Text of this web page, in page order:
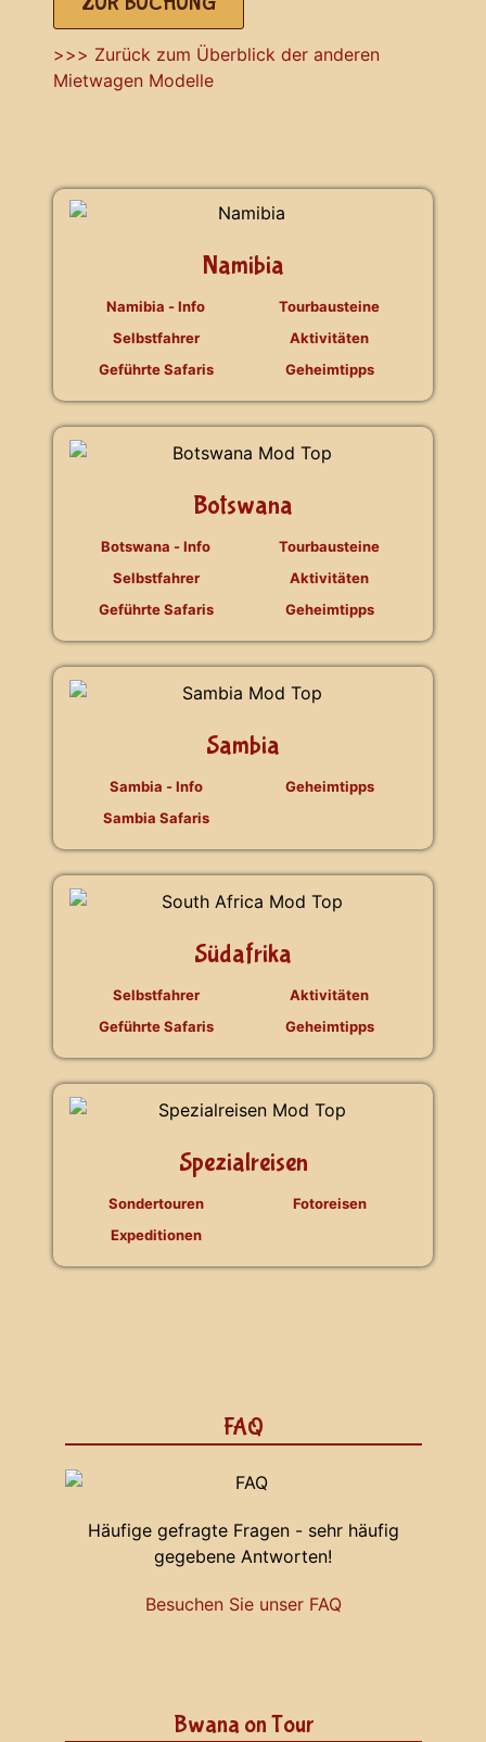
>>> Zurück zum Überblick der anderen
Mietwagen Modelle
Namibia
Namibia - Info
Selbstfahrer
Geführte Safaris
Tourbausteine
Aktivitäten
Geheimtipps
Botswana
Botswana - Info
Selbstfahrer
Geführte Safaris
Tourbausteine
Aktivitäten
Geheimtipps
Sambia
Sambia - Info
Sambia Safaris
Geheimtipps
Südafrika
Selbstfahrer
Geführte Safaris
Aktivitäten
Geheimtipps
Spezialreisen
Sondertouren
Expeditionen
Fotoreisen
FAQ
Häufige gefragte Fragen - sehr häufig
gegebene Antworten!
Besuchen Sie unser FAQ
Bwana on Tour